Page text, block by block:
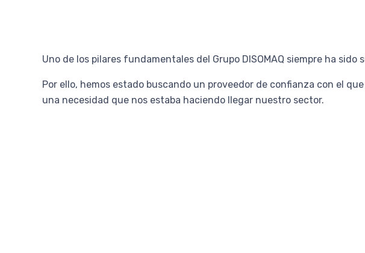
Uno de los pilares fundamentales del Grupo DISOMAQ siempre ha
Por ello, hemos estado buscando un proveedor de confianza con el
una necesidad que nos estaba haciendo llegar nuestro sector.